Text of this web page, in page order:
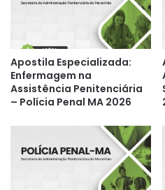
Apostila Especializada:
Enfermagem na
Assistência Penitenciária
– Polícia Penal MA 2026